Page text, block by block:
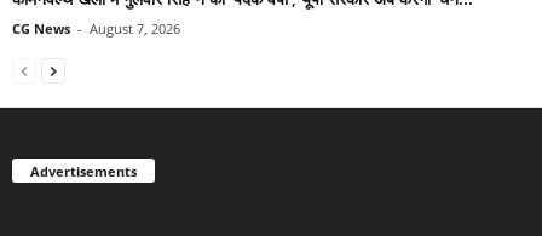
CG News - August 7, 2026
Advertisements